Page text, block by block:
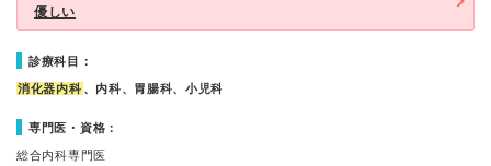
優しい
診療科目：
消化器内科 、内科、胃腸科、小児科
専門医・資格：
総合内科専門医